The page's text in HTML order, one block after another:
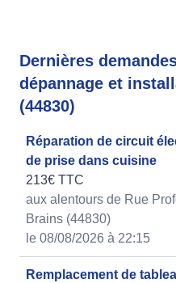
Dernières
dépannage et
(44830)
Réparation de circuit
de prise dans cuisine
213€ TTC
aux alentours de Rue
Brains (44830)
le 08/08/2026 à 22:15
Remplacement de